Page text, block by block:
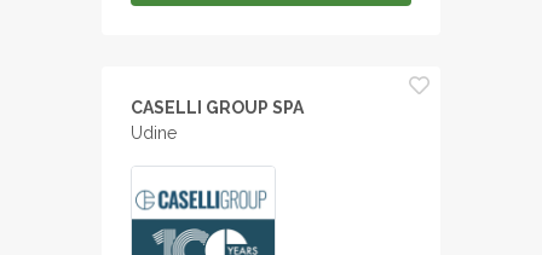
CASELLI GROUP SPA
Udine